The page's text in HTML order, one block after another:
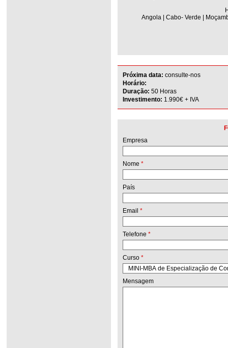
Angola | Cabo- Verde |
Próxima data: consulte-nos
Horário:
Duração: 50 Horas
Investimento: 1.990€ + IVA
Empresa
Nome *
País
Email *
Telefone *
Curso *
Mensagem